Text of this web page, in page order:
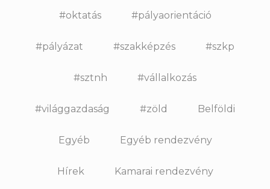
#oktatás #pályaorientáció
#pályázat #szakképzés #szkp
#sztnh #vállalkozás
#világgazdaság #zöld Belföldi
Egyéb Egyéb rendezvény
Hírek Kamarai rendezvény